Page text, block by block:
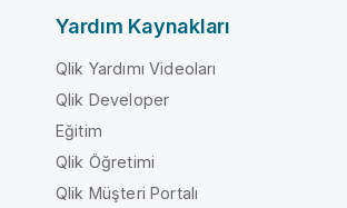
Yardım Kaynakları
Qlik Yardımı Videoları
Qlik Developer
Eğitim
Qlik Öğretimi
Qlik Müşteri Portalı